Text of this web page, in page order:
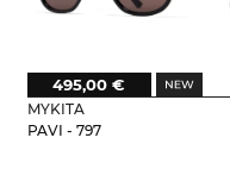
MYKITA
PAVI - 797
495,00 €